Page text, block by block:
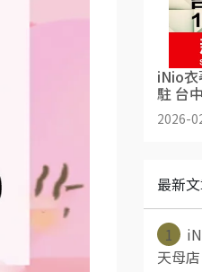
iNio衣
駐 台
2026-
最新
1
天母